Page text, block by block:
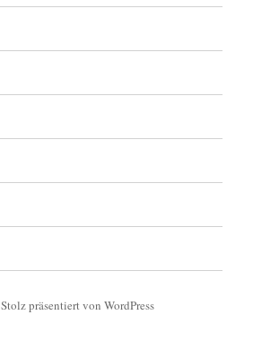
Stolz präsentiert von WordPress